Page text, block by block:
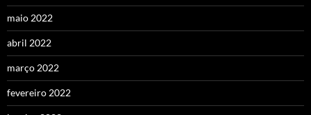
maio 2022
abril 2022
março 2022
fevereiro 2022